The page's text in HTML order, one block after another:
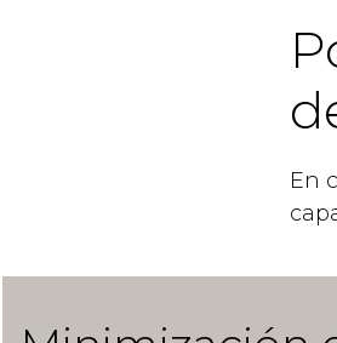
En